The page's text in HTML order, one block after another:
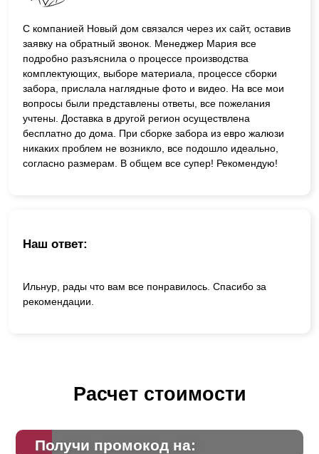
С компанией Новый дом связался через их сайт, оставив
заявку на обратный звонок. Менеджер Мария все
подробно разъяснила о процессе производства
комплектующих, выборе материала, процессе сборки
забора, прислала наглядные фото и видео. На все мои
вопросы были представлены ответы, все пожелания
учтены. Доставка в другой регион осуществлена
бесплатно до дома. При сборке забора из евро жалюзи
никаких проблем не возникло, все подошло идеально,
согласно размерам. В общем все супер! Рекомендую!
Наш ответ:
Ильнур, рады что вам все понравилось. Спасибо за
рекомендации.
Расчет стоимости
Получи промокод на: